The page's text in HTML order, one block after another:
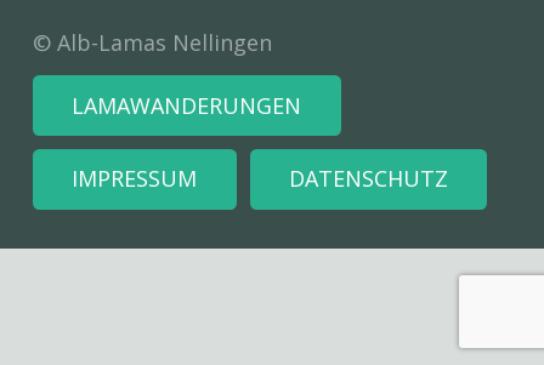
© Alb-Lamas Nellingen
LAMAWANDERUNGEN
IMPRESSUM DATENSCHUTZ